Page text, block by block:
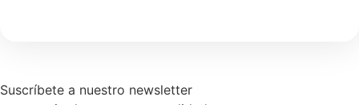
Suscríbete a nuestro newsletter